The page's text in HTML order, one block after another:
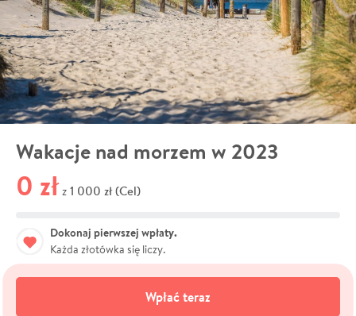
Wakacje nad morzem w 2023
0 zł z 1 000 zł (Cel)
Dokonaj pierwszej wpłaty.
Każda złotówka się liczy.
Wpłać teraz